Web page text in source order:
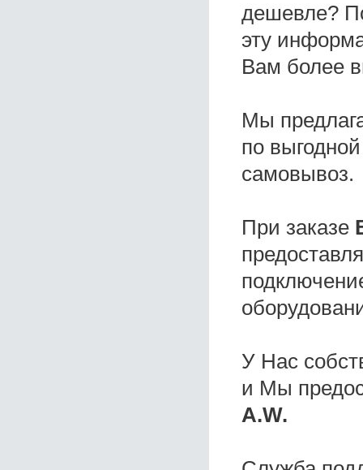
дешевле?
эту
Вам более
Мы
по
самовывоз.
При заказе
У Нас
и Мы
A.W.